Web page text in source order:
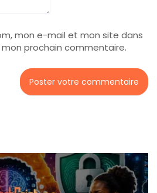
mon e-mail et mon site dans
prochain commentaire.